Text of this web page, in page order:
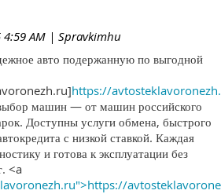
AM | Spravkimhu
авто подержанную по выгодной
https://
машин — от машин российского
Доступны услуги обмена, быстрого
с низкой ставкой. Каждая
и готова к эксплуатации без
<a